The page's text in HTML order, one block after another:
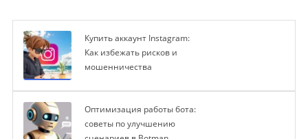
Купить аккаунт Instagram:
Как избежать рисков и
мошенничества
Оптимизация работы бота:
советы по улучшению